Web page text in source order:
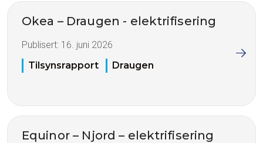
Okea – Draugen - elektrifisering
Publisert: 16. juni 2026
Tilsynsrapport
Draugen
Equinor – Njord – elektrifisering